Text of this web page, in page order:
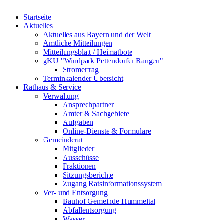
Startseite
Aktuelles
Aktuelles aus Bayern und der Welt
Amtliche Mitteilungen
Mitteilungsblatt / Heimatbote
gKU "Windpark Pettendorfer Rangen"
Stromertrag
Terminkalender Übersicht
Rathaus & Service
Verwaltung
Ansprechpartner
Ämter & Sachgebiete
Aufgaben
Online-Dienste & Formulare
Gemeinderat
Mitglieder
Ausschüsse
Fraktionen
Sitzungsberichte
Zugang Ratsinformationssystem
Ver- und Entsorgung
Bauhof Gemeinde Hummeltal
Abfallentsorgung